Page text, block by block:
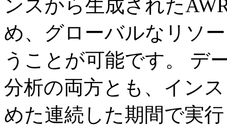
ンスから生成された
め、グローバルなリソ
うことが可能です。 デ
分析の両方とも、イン
めた連続した期間で実